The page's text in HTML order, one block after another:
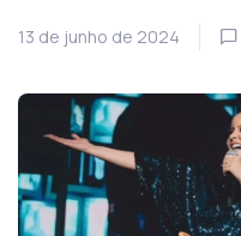
13 de junho de 2024